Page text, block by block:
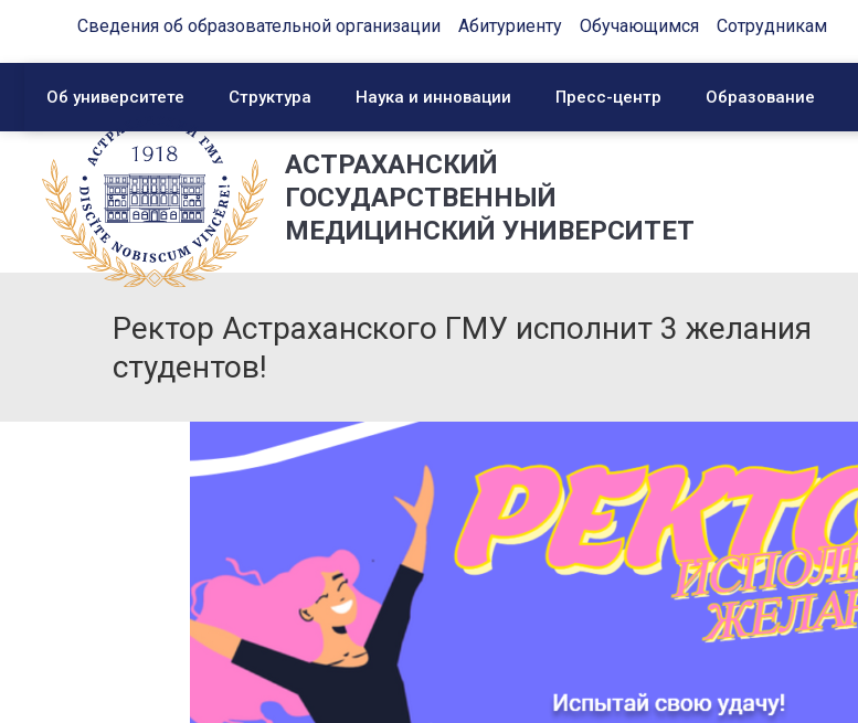
Сведения об образовательной организации Абитуриенту Обучающимся Сотрудникам
Об университете Структура Наука и инновации Пресс-центр Образование
АСТРАХАНСКИЙ
ГОСУДАРСТВЕННЫЙ
МЕДИЦИНСКИЙ УНИВЕРСИТЕТ
Ректор Астраханского ГМУ исполнит 3 желания
студентов!